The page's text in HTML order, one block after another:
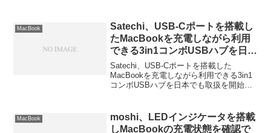
MacBook
Satechi、USB-Cポートを搭載し
たMacBookを充電しながら利用
できる3in1コンボUSBハブを日本
でも販売開始＆レインボースマー
トLED電球を20%OFFセール中。
Satechi、USB-Cポートを搭載した
MacBookを充電しながら利用できる3in1
コンボUSBハブを日本でも取扱を開始し
MacBook
moshi、LEDインジケータを搭載
しMacBookの充電状態を確認で